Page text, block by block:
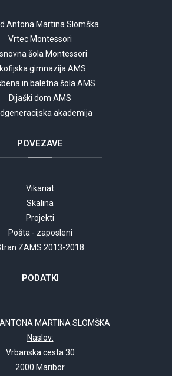
Antona Martina Slomška
Vrtec Montessori
šola Montessori
gimnazija AMS
in baletna šola AMS
Dijaški dom AMS
akademija
POVEZAVE
Vikariat
Skalina
Projekti
Pošta - zaposleni
ZAMS 2013-2018
PODATKI
MARTINA SLOMŠKA
Naslov:
Vrbanska cesta 30
2000 Maribor